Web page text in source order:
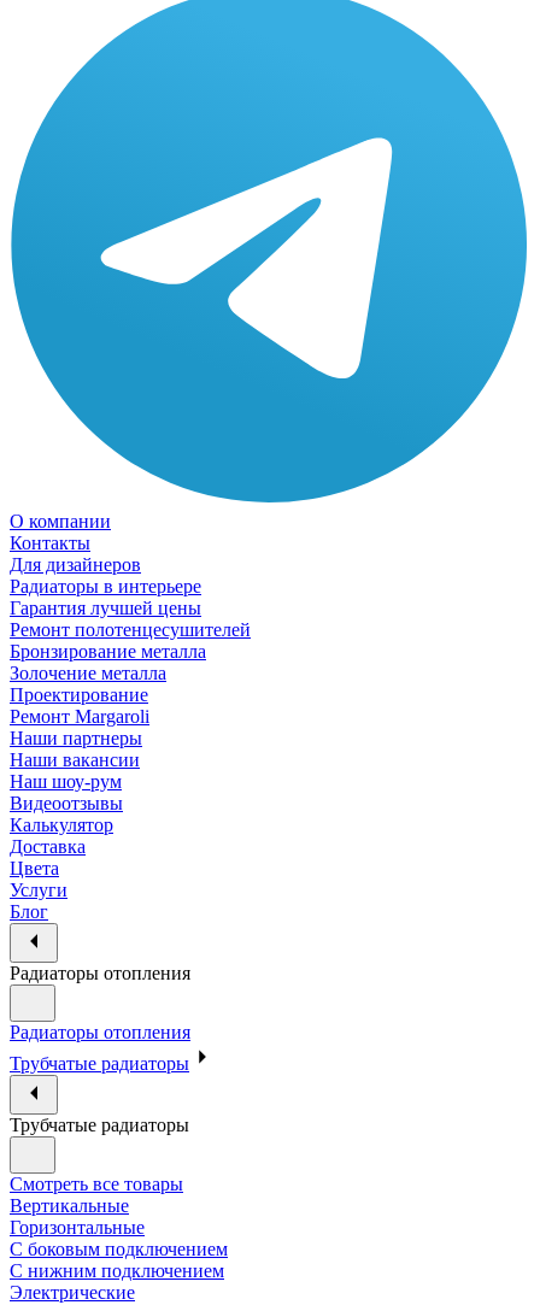
О компании
Контакты
Для дизайнеров
Радиаторы в интерьере
Гарантия лучшей цены
Ремонт полотенцесушителей
Бронзирование металла
Золочение металла
Проектирование
Ремонт Margaroli
Наши партнеры
Наши вакансии
Наш шоу-рум
Видеоотзывы
Калькулятор
Доставка
Цвета
Услуги
Блог
Радиаторы отопления
Радиаторы отопления
Трубчатые радиаторы
Трубчатые радиаторы
Смотреть все товары
Вертикальные
Горизонтальные
С боковым подключением
С нижним подключением
Электрические